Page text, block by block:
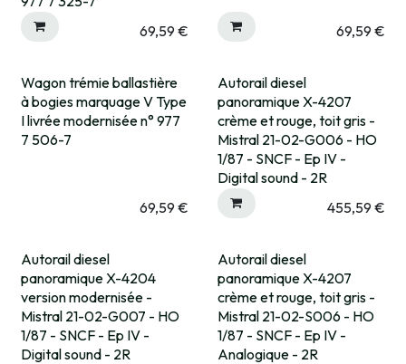
69,59 € 69,59 €
Rupture fournisseur
Wagon trémie ballastière
à bogies marquage V Type
I livrée modernisée n° 977
7 506-7
69,59 €
Pré-commande
Autorail diesel
panoramique X-4207
crème et rouge, toit gris -
Mistral 21-02-G006 - HO
1/87 - SNCF - Ep IV -
Digital sound - 2R
455,59 €
Pré-commande
Autorail diesel
panoramique X-4204
version modernisée -
Mistral 21-02-G007 - HO
1/87 - SNCF - Ep IV -
Digital sound - 2R
Pré-commande
Autorail diesel
panoramique X-4207
crème et rouge, toit gris -
Mistral 21-02-S006 - HO
1/87 - SNCF - Ep IV -
Analogique - 2R